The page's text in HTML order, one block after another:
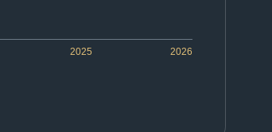
2025 2026